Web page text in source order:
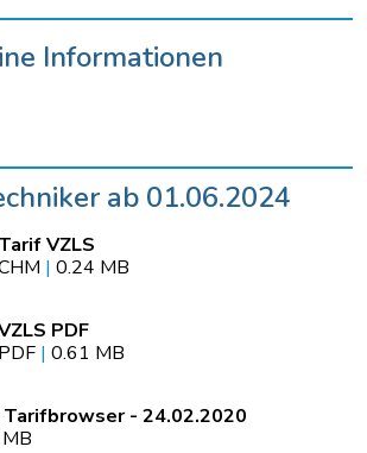
Informationen
ab 01.06.2024
Tarif VZLS
| 0.24 MB
PDF
PDF | 0.61 MB
- 24.02.2020